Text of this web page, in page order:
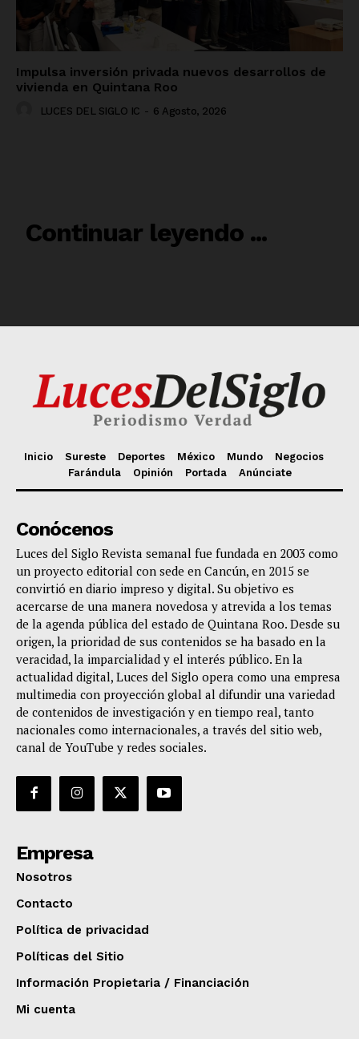
Inicio Sureste Deportes México Mundo
Negocios
Farándula
Opinión Portada Anúnciate
Conócenos
Luces del Siglo Revista semanal fue fundada en 2003 como
un proyecto editorial con sede en Cancún, en 2015 se
convirtió en diario impreso y digital. Su objetivo es
acercarse de una manera novedosa y atrevida a los temas
de la agenda pública del estado de Quintana Roo. Desde su
origen, la prioridad de sus contenidos se ha basado en la
veracidad, la imparcialidad y el interés público. En la
actualidad digital, Luces del Siglo opera como una empresa
multimedia con proyección global al difundir una variedad
de contenidos de investigación y en tiempo real, tanto
nacionales como internacionales, a través del sitio web,
canal de YouTube y redes sociales.
Empresa
Nosotros
Contacto
Política de privacidad
Políticas del Sitio
Información Propietaria / Financiación
Mi cuenta